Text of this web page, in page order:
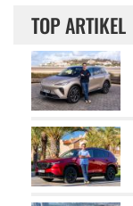
TOP ARTIKEL